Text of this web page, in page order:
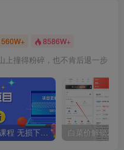
560W+ 8586W+
上撞得粉碎，也不肯后退一步
全网VIP课程 无损下载~